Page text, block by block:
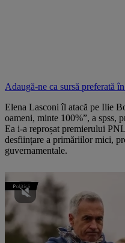
Adaugă-ne ca sursă preferată în
Elena Lasconi îl atacă pe Ilie
oameni, minte 100%”, a spss,
Ea i-a reproșat premierului
desființare a primăriilor mici,
guvernamentale.